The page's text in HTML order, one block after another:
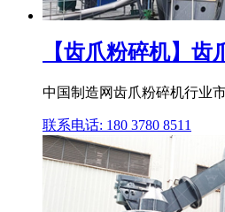
【齿爪粉碎机】
中国制造网齿爪粉碎机行业
联系电话: 180 3780 8511